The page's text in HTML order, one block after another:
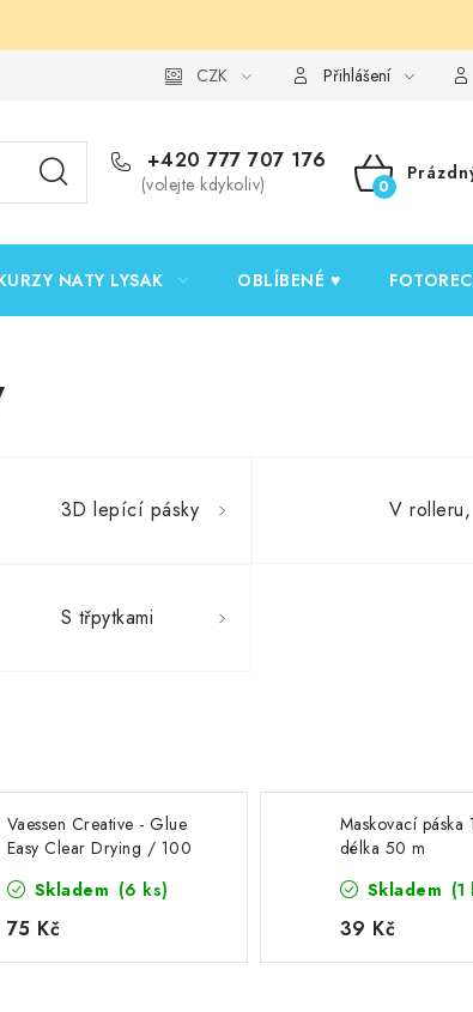
Podmínky ochrany osobních údajů Ověřování
CZK Přihlášení
+420 777 707 176
(volejte kdykoliv)
NÁKUPNÍ
NATY LYSAK OBLÍBENÉ ♥️
3D lepící pásky V
S třpytkami
Vaessen Creative - Glue
Easy Clear Drying / 100
lepidloSkladem (6 ks)
75 Kč
Maskovací páska
délka 50 m
Skladem (1
39 Kč